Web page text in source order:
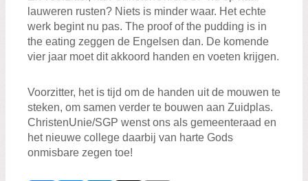
lauweren rusten? Niets is minder waar. Het echte
werk begint nu pas. The proof of the pudding is in
the eating zeggen de Engelsen dan. De komende
vier jaar moet dit akkoord handen en voeten krijgen.
Voorzitter, het is tijd om de handen uit de mouwen te
steken, om samen verder te bouwen aan Zuidplas.
ChristenUnie/SGP wenst ons als gemeenteraad en
het nieuwe college daarbij van harte Gods
onmisbare zegen toe!